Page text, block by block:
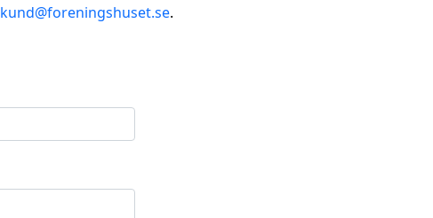
kund@foreningshuset.se.